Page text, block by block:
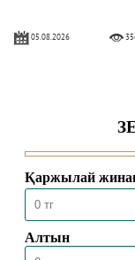
05.08.2026
04.08.2026
Ақтөбеде XV
жарысына іріктеу сайысы